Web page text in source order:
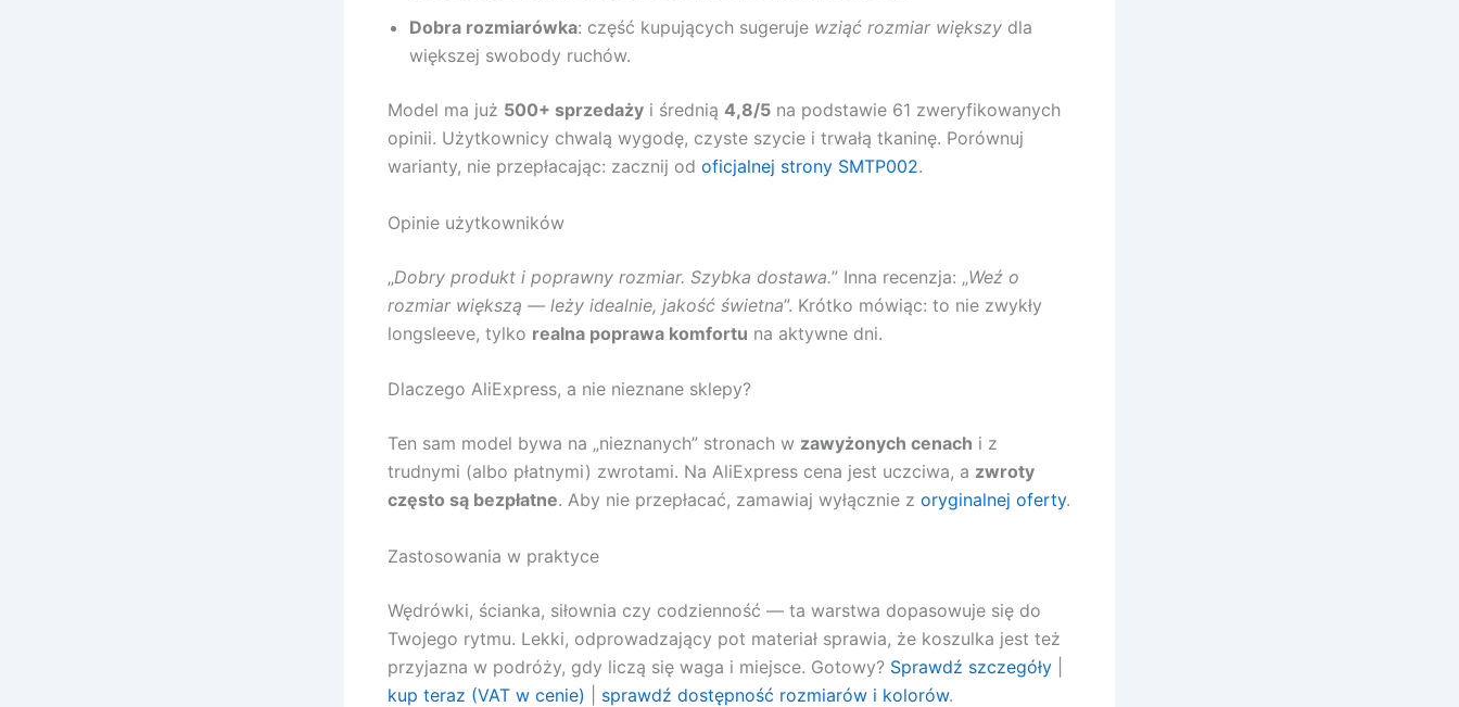
Dobra rozmiarówka: część kupujących sugeruje wziąć rozmiar większy dla
większej swobody ruchów.
Model ma już 500+ sprzedaży i średnią 4,8/5 na podstawie 61 zweryfikowanych
opinii. Użytkownicy chwalą wygodę, czyste szycie i trwałą tkaninę. Porównuj
warianty, nie przepłacając: zacznij od oficjalnej strony SMTP002.
Opinie użytkowników
„Dobry produkt i poprawny rozmiar. Szybka dostawa.” Inna recenzja: „Weź o
rozmiar większą — leży idealnie, jakość świetna”. Krótko mówiąc: to nie zwykły
longsleeve, tylko realna poprawa komfortu na aktywne dni.
Dlaczego AliExpress, a nie nieznane sklepy?
Ten sam model bywa na „nieznanych” stronach w zawyżonych cenach i z
trudnymi (albo płatnymi) zwrotami. Na AliExpress cena jest uczciwa, a zwroty
często są bezpłatne. Aby nie przepłacać, zamawiaj wyłącznie z oryginalnej oferty.
Zastosowania w praktyce
Wędrówki, ścianka, siłownia czy codzienność — ta warstwa dopasowuje się do
Twojego rytmu. Lekki, odprowadzający pot materiał sprawia, że koszulka jest też
przyjazna w podróży, gdy liczą się waga i miejsce. Gotowy? Sprawdź szczegóły
kup teraz (VAT w cenie)
sprawdź dostępność rozmiarów i kolorów.